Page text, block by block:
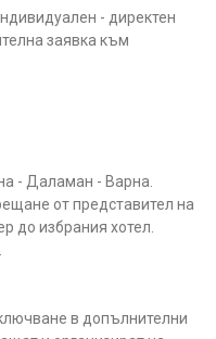
- директен
заявка към
- Даламан - Варна.
от представител на
до избрания хотел.
в допълнителни